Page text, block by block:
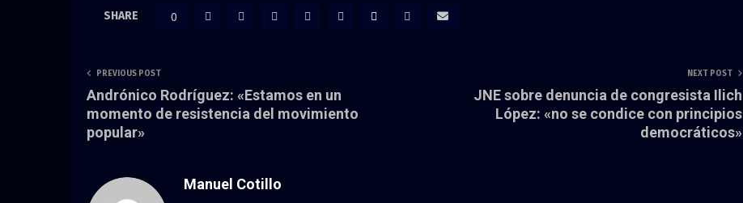
SHARE 0
PREVIOUS POST
Andrónico Rodríguez: «Estamos en un
momento de resistencia del movimiento
popular»
NEXT POST
JNE sobre denuncia de congresista Ilich
López: «no se condice con principios
democráticos»
Manuel Cotillo